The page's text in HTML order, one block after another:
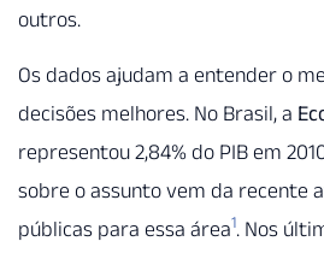
outros.
Os dados ajudam a entender o
decisões melhores. No Brasil, a
representou 2,84% do PIB em
sobre o assunto vem da recente
públicas para essa área1. Nos